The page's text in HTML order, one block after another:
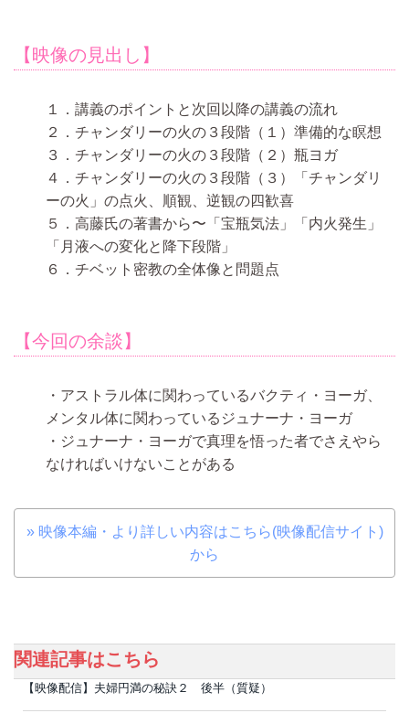
【映像の見出し】
１．講義のポイントと次回以降の講義の流れ
２．チャンダリーの火の３段階（１）準備的な瞑想
３．チャンダリーの火の３段階（２）瓶ヨガ
４．チャンダリーの火の３段階（３）「チャンダリ
ーの火」の点火、順観、逆観の四歓喜
５．高藤氏の著書から〜「宝瓶気法」「内火発生」
「月液への変化と降下段階」
６．チベット密教の全体像と問題点
【今回の余談】
・アストラル体に関わっているバクティ・ヨーガ、
メンタル体に関わっているジュナーナ・ヨーガ
・ジュナーナ・ヨーガで真理を悟った者でさえやら
なければいけないことがある
» 映像本編・より詳しい内容はこちら(映像配信サイト)
から
関連記事はこちら
【映像配信】夫婦円満の秘訣２ 後半（質疑）